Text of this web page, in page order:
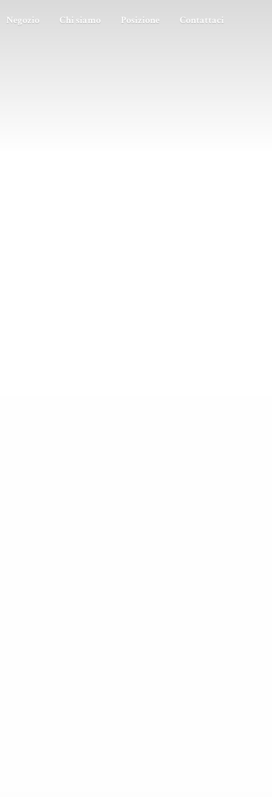
Negozio Chi siamo Posizione Contattaci